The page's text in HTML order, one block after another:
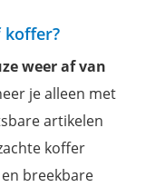
koffer?
weer af van
je alleen met
artikelen
koffer
breekbare